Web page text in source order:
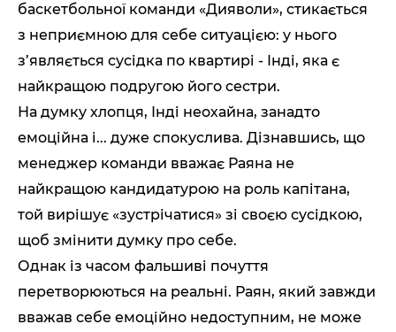
баскетбольної команди «Дияволи», стикається
з неприємною для себе ситуацією: у нього
з’являється сусідка по квартирі - Інді, яка є
найкращою подругою його сестри.
На думку хлопця, Інді неохайна, занадто
емоційна і... дуже спокуслива. Дізнавшись, що
менеджер команди вважає Раяна не
найкращою кандидатурою на роль капітана,
той вирішує «зустрічатися» зі своєю сусідкою,
щоб змінити думку про себе.
Однак із часом фальшиві почуття
перетворюються на реальні. Раян, який завжди
вважав себе емоційно недоступним, не може